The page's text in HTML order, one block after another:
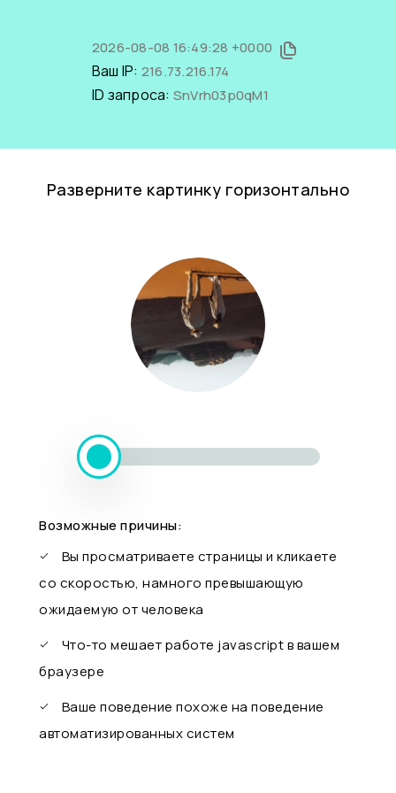
2026-08-08 16:49:28 +0000
Ваш IP: 216.73.216.174
ID запроса: SnVrh03p0qM1
Разверните картинку горизонтально
Возможные причины:
Вы просматриваете страницы и кликаете
со скоростью, намного превышающую
ожидаемую от человека
Что-то мешает работе javascript в вашем
браузере
Ваше поведение похоже на поведение
автоматизированных систем